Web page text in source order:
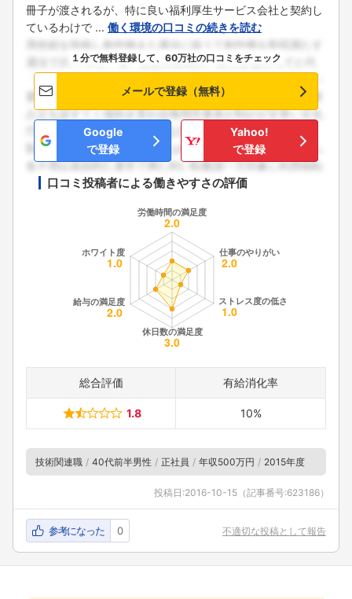
冊子が渡されるが、特に良い福利厚生サービス会社と契約し
ているわけで ... 働く環境の口コミの続きを読む
１分で無料登録して、60万社の口コミをチェック
メールで登録（無料）
Google
で登録
Yahoo!
で登録
口コミ投稿者による働きやすさの評価
総合評価 有給消化率
1.8 10%
技術関連職 40代前半男性 正社員 年収500万円 2015年度
投稿日:2016-10-15 （記事番号:623186）
参考になった 0 不適切な投稿として報告